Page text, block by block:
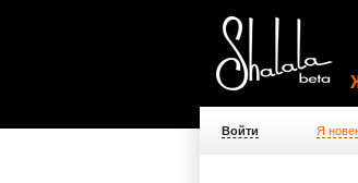
Войти Я